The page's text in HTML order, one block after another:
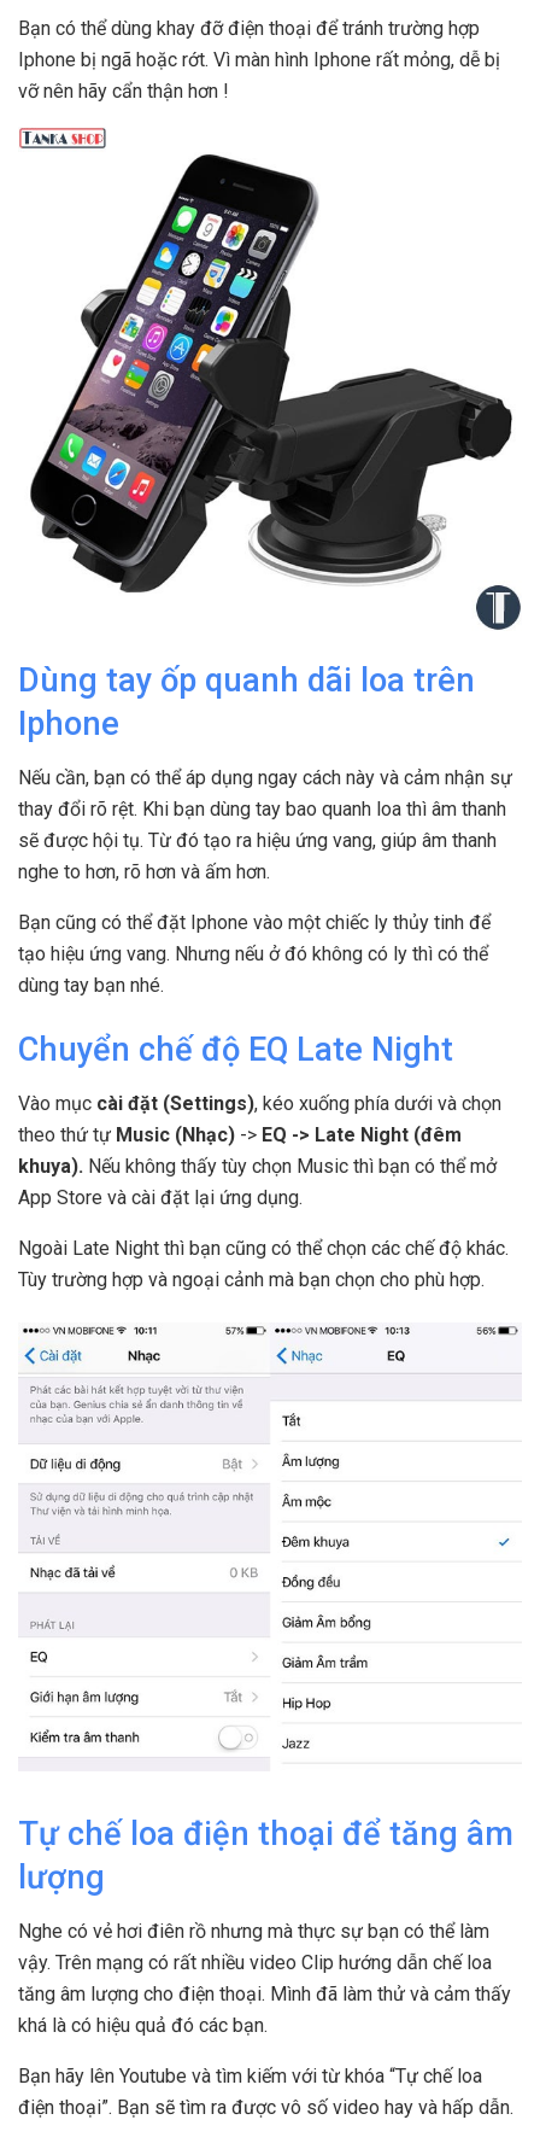
Bạn có thể dùng khay đỡ điện thoại để tránh trường hợp
Iphone bị ngã hoặc rớt. Vì màn hình Iphone rất mỏng, dễ bị
vỡ nên hãy cẩn thận hơn !
Dùng tay ốp quanh dãi loa trên
Iphone
Nếu cần, bạn có thể áp dụng ngay cách này và cảm nhận sự
thay đổi rõ rệt. Khi bạn dùng tay bao quanh loa thì âm thanh
sẽ được hội tụ. Từ đó tạo ra hiệu ứng vang, giúp âm thanh
nghe to hơn, rõ hơn và ấm hơn.
Bạn cũng có thể đặt Iphone vào một chiếc ly thủy tinh để
tạo hiệu ứng vang. Nhưng nếu ở đó không có ly thì có thể
dùng tay bạn nhé.
Chuyển chế độ EQ Late Night
Vào mục cài đặt (Settings), kéo xuống phía dưới và chọn
theo thứ tự Music (Nhạc) -> EQ -> Late Night (đêm
khuya). Nếu không thấy tùy chọn Music thì bạn có thể mở
App Store và cài đặt lại ứng dụng.
Ngoài Late Night thì bạn cũng có thể chọn các chế độ khác.
Tùy trường hợp và ngoại cảnh mà bạn chọn cho phù hợp.
Tự chế loa điện thoại để tăng âm
lượng
Nghe có vẻ hơi điên rồ nhưng mà thực sự bạn có thể làm
vậy. Trên mạng có rất nhiều video Clip hướng dẫn chế loa
tăng âm lượng cho điện thoại. Mình đã làm thử và cảm thấy
khá là có hiệu quả đó các bạn.
Bạn hãy lên Youtube và tìm kiếm với từ khóa “Tự chế loa
điện thoại”. Bạn sẽ tìm ra được vô số video hay và hấp dẫn.